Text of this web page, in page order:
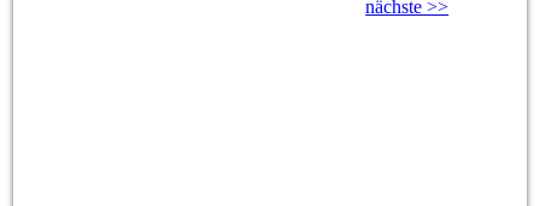
nächste >>